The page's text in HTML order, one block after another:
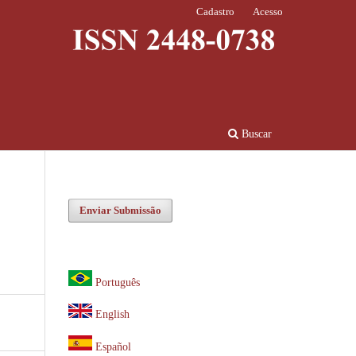
Buscar
Cadastro Acesso
Enviar Submissão
Português
English
Español